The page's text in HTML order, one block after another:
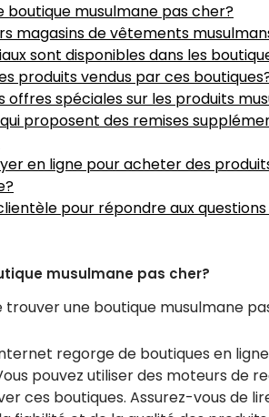
boutique musulmane pas cher?
magasins de vêtements
sont disponibles dans les
produits vendus par ces
spéciales sur les produits
proposent des remises
en ligne pour acheter des
pour répondre aux
musulmane pas cher?
trouver une boutique musulmane
regorge de boutiques en
pouvez utiliser des moteurs de
ces boutiques. Assurez-vous de